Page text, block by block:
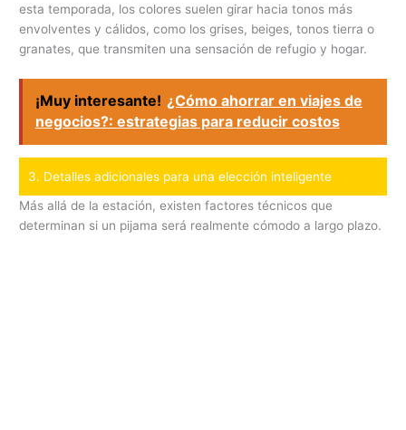
esta temporada, los colores suelen girar hacia tonos más
envolventes y cálidos, como los grises, beiges, tonos tierra o
granates, que transmiten una sensación de refugio y hogar.
¡Muy interesante! ¿Cómo ahorrar en viajes de
negocios?: estrategias para reducir costos
3. Detalles adicionales para una elección inteligente
Más allá de la estación, existen factores técnicos que
determinan si un pijama será realmente cómodo a largo plazo.